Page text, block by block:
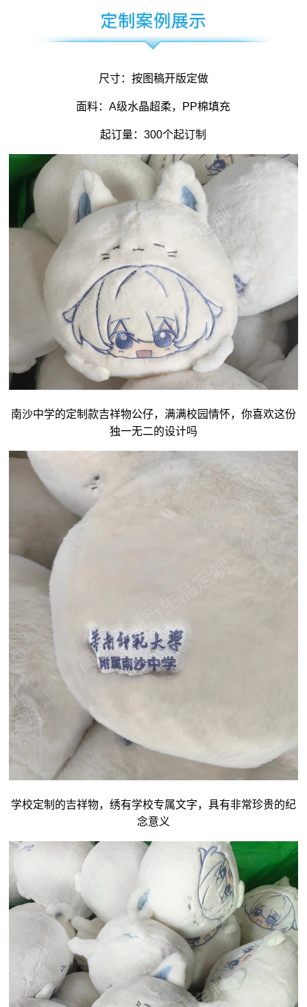
尺寸：按图稿开版定做
面料：A级水晶超柔，PP棉填充
起订量：300个起订制
南沙中学的定制款吉祥物公仔，满满校园情怀，你喜欢这份
独一无二的设计吗
学校定制的吉祥物，绣有学校专属文字，具有非常珍贵的纪
念意义